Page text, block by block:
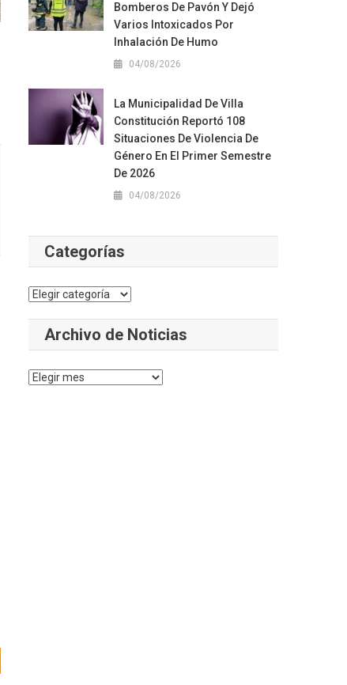
Bomberos De Pavón Y Dejó
Varios Intoxicados Por
Inhalación De Humo
04/08/2026
La Municipalidad De Villa
Constitución Reportó 108
Situaciones De Violencia De
Género En El Primer Semestre
De 2026
04/08/2026
Categorías
Categorías
Archivo de Noticias
Archivo